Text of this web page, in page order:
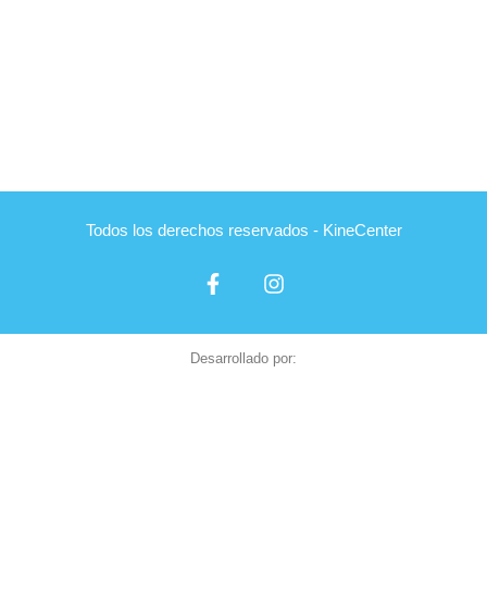
Todos los derechos reservados - KineCenter
Desarrollado por: